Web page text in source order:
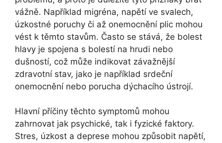
vážně. Například migréna, napětí ve svalech,
úzkostné poruchy či až onemocnění plic mohou
vést k těmto stavům. Často se stává, že bolest
hlavy je spojena s bolestí na hrudi nebo
dušností, což může indikovat závažnější
zdravotní stav, jako je například srdeční
onemocnění nebo porucha dýchacího ústrojí.
Hlavní příčiny těchto symptomů mohou
zahrnovat jak psychické, tak i fyzické faktory.
Stres, úzkost a deprese mohou způsobit napětí,